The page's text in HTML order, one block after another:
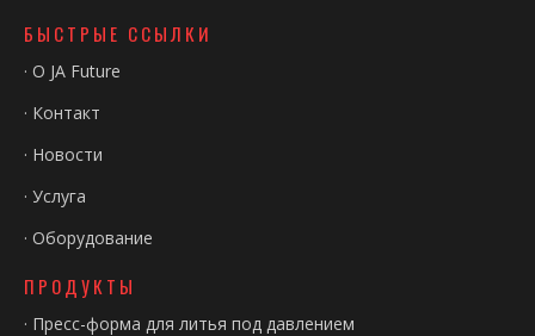
БЫСТРЫЕ ССЫЛКИ
· О JA Future
· Контакт
· Новости
· Услуга
· Оборудование
ПРОДУКТЫ
· Пресс-форма для литья под давлением